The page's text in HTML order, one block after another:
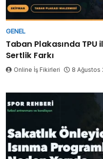
GENEL
Taban Plakasında TPU
Sertlik Farkı
Online İş Fikirleri 8 Ağustos